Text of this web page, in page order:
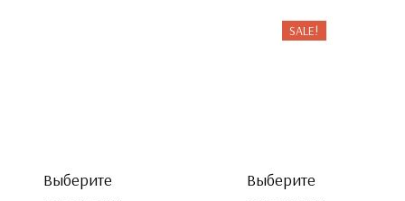
Выберите
SALE!
Выберите